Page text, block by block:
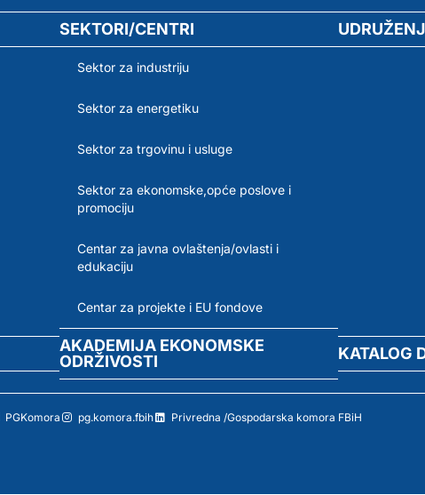
SEKTORI/CENTRI
Sektor za industriju
Sektor za energetiku
Sektor za trgovinu i usluge
Sektor za ekonomske,opće poslove i
promociju
Centar za javna ovlaštenja/ovlasti i
edukaciju
Centar za projekte i EU fondove
AKADEMIJA EKONOMSKE
ODRŽIVOSTI
KATALOG
PGKomora pg.komora.fbih Privredna /Gospodarska komora FBiH